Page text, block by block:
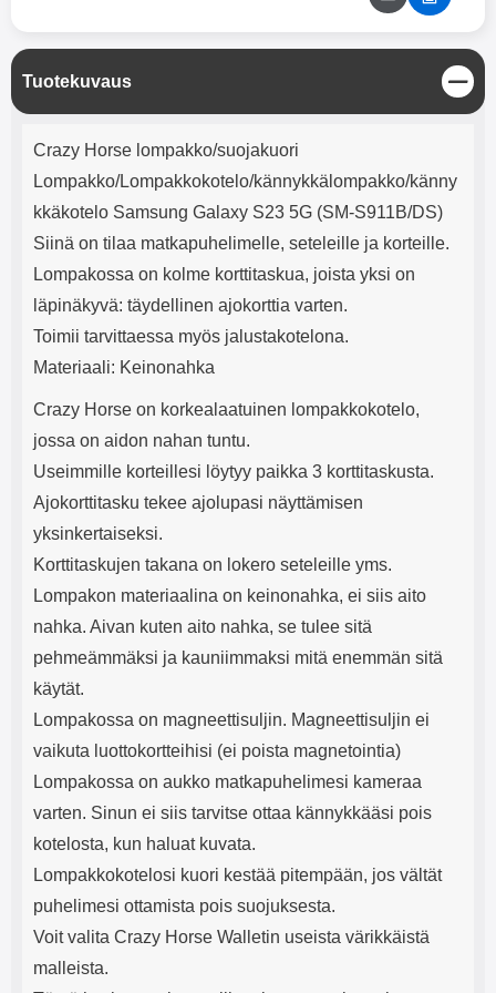
Input: AC100-240V 50/60Hz 0.8A
Max Output: USB: DC5V/3.0A
(15W) 9V/2.0A (18W) 12V/1.5
(18W) Type-C: 5V/3A (PD15W)
12V/1.67A(PD20W) Total Effekt:
20.W Max Johdon pituus: 1 metri
Väri: Valkoinen
Tuotekuvaus
S
u
l
Tuotekuvaus
Crazy Horse lompakko/suojakuori
Lompakko/Lompakkokotelo/kännykkälompakko/känny
kkäkotelo Samsung Galaxy S23 5G (SM-S911B/DS)
Siinä on tilaa matkapuhelimelle, seteleille ja korteille.
Lompakossa on kolme korttitaskua, joista yksi on
läpinäkyvä: täydellinen ajokorttia varten.
Toimii tarvittaessa myös jalustakotelona.
Materiaali: Keinonahka
Crazy Horse on korkealaatuinen lompakkokotelo,
jossa on aidon nahan tuntu.
Useimmille korteillesi löytyy paikka 3 korttitaskusta.
Ajokorttitasku tekee ajolupasi näyttämisen
yksinkertaiseksi.
Korttitaskujen takana on lokero seteleille yms.
Lompakon materiaalina on keinonahka, ei siis aito
nahka. Aivan kuten aito nahka, se tulee sitä
pehmeämmäksi ja kauniimmaksi mitä enemmän sitä
käytät.
Lompakossa on magneettisuljin. Magneettisuljin ei
vaikuta luottokortteihisi (ei poista magnetointia)
Lompakossa on aukko matkapuhelimesi kameraa
varten. Sinun ei siis tarvitse ottaa kännykkääsi pois
kotelosta, kun haluat kuvata.
Lompakkokotelosi kuori kestää pitempään, jos vältät
puhelimesi ottamista pois suojuksesta.
Voit valita Crazy Horse Walletin useista värikkäistä
malleista.